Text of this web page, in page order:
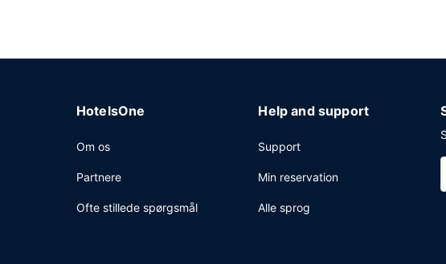
HotelsOne
Om os
Partnere
Ofte stillede spørgsmål
Help and support
Support
Min reservation
Alle sprog